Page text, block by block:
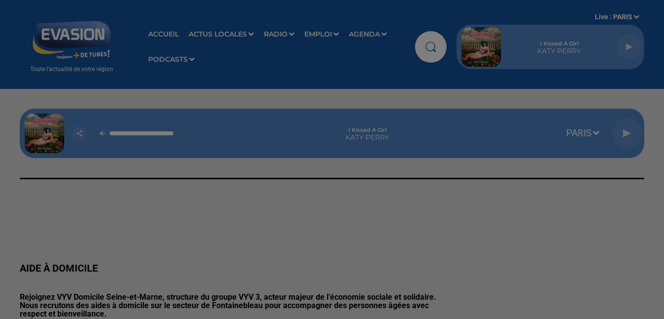
Toute l'actualité de votre région
ACCUEIL ACTUS LOCALES RADIO EMPLOI AGENDA
PODCASTS
Live : PARIS
I Kissed A Girl
KATY PERRY
I Kissed A Girl
KATY PERRY PARIS
AIDE À DOMICILE
Rejoignez VYV Domicile Seine-et-Marne, structure du groupe VYV 3, acteur majeur de l’économie sociale et solidaire.
Nous recrutons des aides à domicile sur le secteur de Fontainebleau pour accompagner des personnes âgées avec
respect et bienveillance.